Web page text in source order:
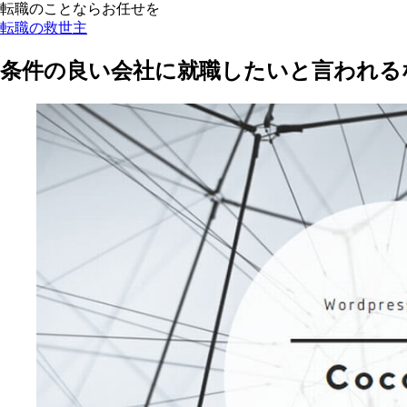
転職のことならお任せを
転職の救世主
条件の良い会社に就職したいと言われ